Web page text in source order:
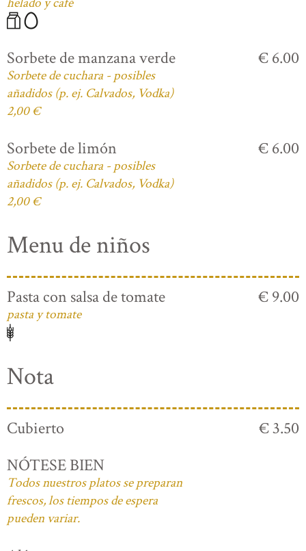
Sorbete de manzana verde
Sorbete de cuchara - posibles
añadidos (p. ej. Calvados, Vodka)
2,00 €
€ 6.00
Sorbete de limón
Sorbete de cuchara - posibles
añadidos (p. ej. Calvados, Vodka)
2,00 €
€ 6.00
Menu de niños
Pasta con salsa de tomate
pasta y tomate
€ 9.00
Nota
Cubierto
€ 3.50
NÓTESE BIEN
Todos nuestros platos se preparan
frescos, los tiempos de espera
pueden variar.